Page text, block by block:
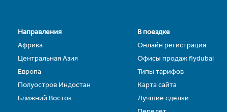
Направления
Африка
Центральная Азия
Европа
Полуостров Индостан
Ближний Восток
В поездке
Онлайн регистрация
Офисы продаж flydubai
Типы тарифов
Карта сайта
Лучшие сделки